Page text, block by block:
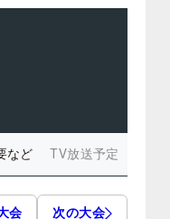
など TV放送予定
会 次の大会